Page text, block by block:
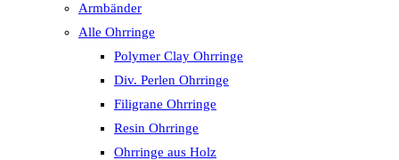
Armbänder
Alle Ohrringe
Polymer Clay Ohrringe
Div. Perlen Ohrringe
Filigrane Ohrringe
Resin Ohrringe
Ohrringe aus Holz